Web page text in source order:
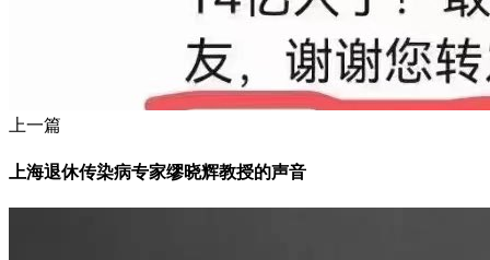
上一篇
上海退休传染病专家缪晓辉教授的声音